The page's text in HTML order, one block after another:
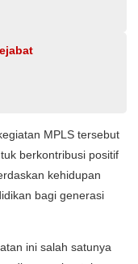
MPLS tersebut
berkontribusi positif
kehidupan
bagi generasi
ini salah satunya